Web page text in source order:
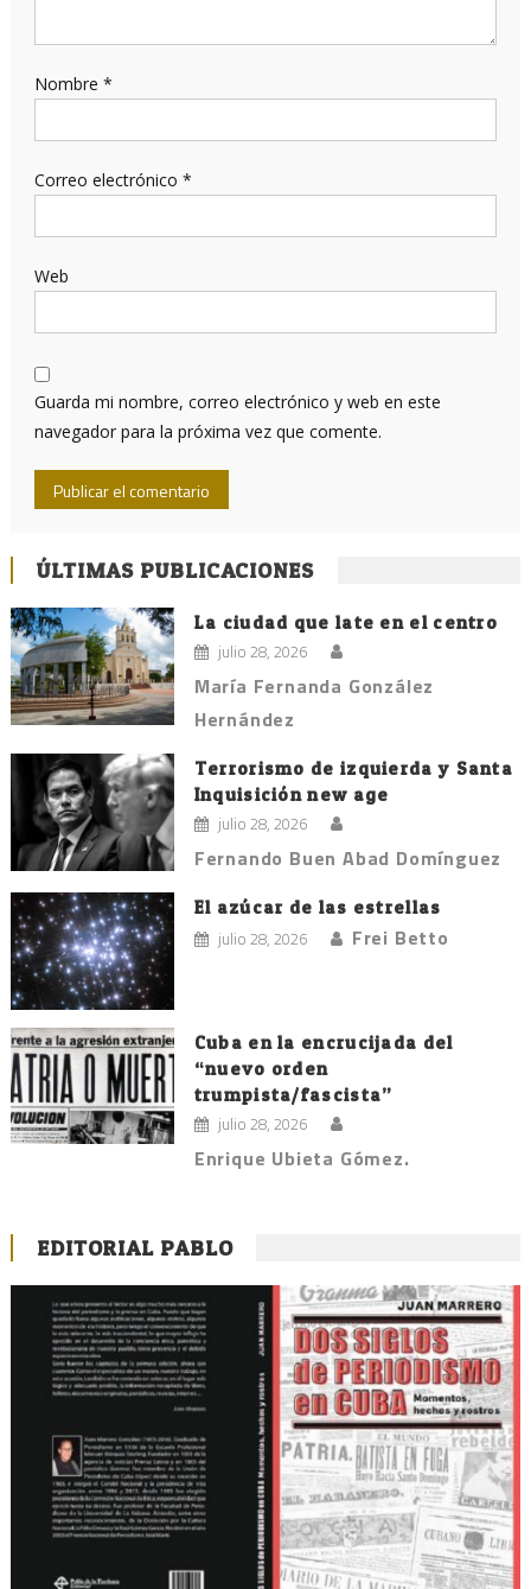
Nombre *
Correo electrónico *
Web
Guarda mi nombre, correo electrónico y web en este
navegador para la próxima vez que comente.
ÚLTIMAS PUBLICACIONES
La ciudad que late en el centro
julio 28, 2026
María Fernanda González
Hernández
Terrorismo de izquierda y Santa
Inquisición new age
julio 28, 2026
Fernando Buen Abad Domínguez
El azúcar de las estrellas
julio 28, 2026 Frei Betto
Cuba en la encrucijada del
“nuevo orden
trumpista/fascista”
julio 28, 2026
Enrique Ubieta Gómez.
EDITORIAL PABLO